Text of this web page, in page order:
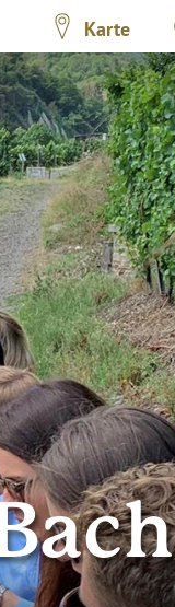
Karte